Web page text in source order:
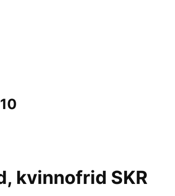
kvinnofrid SKR